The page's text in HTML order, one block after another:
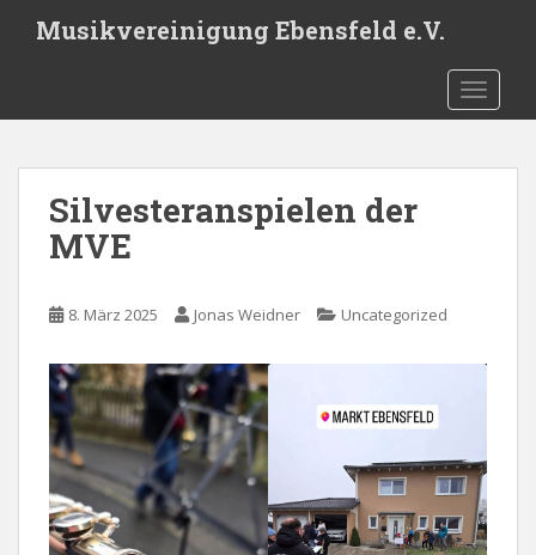
t
Musikvereinigung Ebensfeld e.V.
Silvesteranspielen der
MVE
8. März 2025 Jonas Weidner Uncategorized